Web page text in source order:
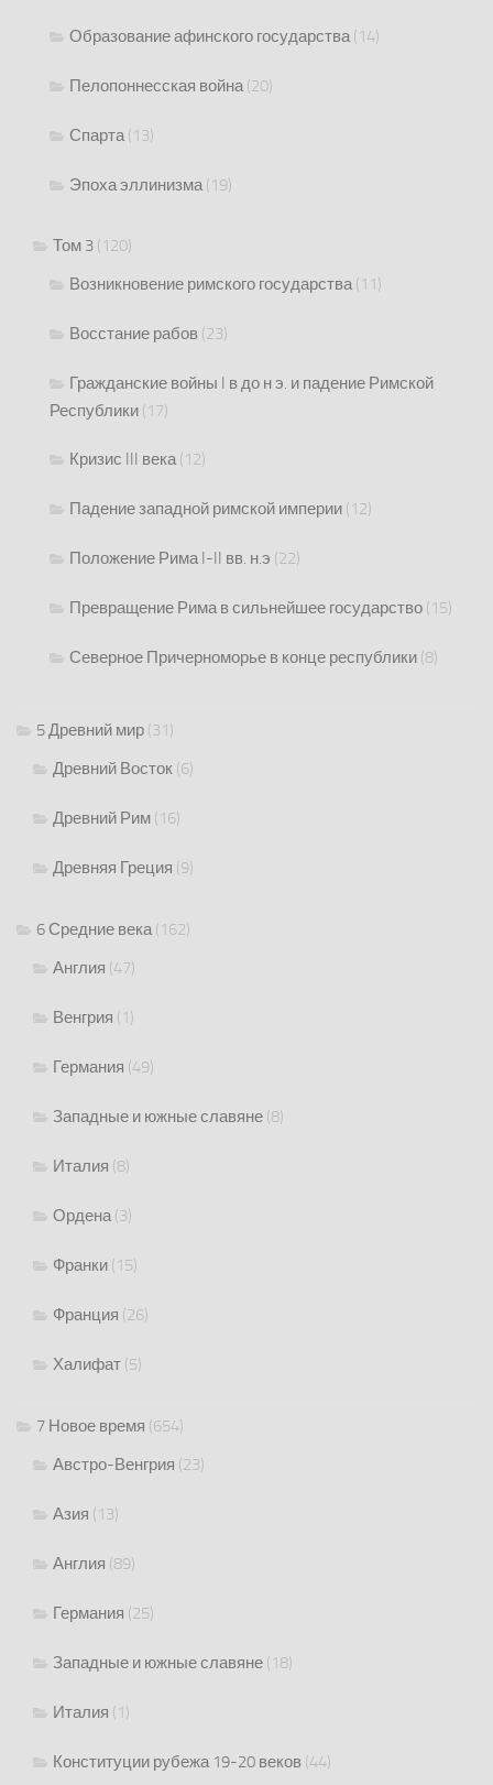
Образование афинского государства(14)
Пелопоннесская война(20)
Спарта(13)
Эпоха эллинизма(19)
Том 3 (120)
Возникновение римского государства(11)
Восстание рабов (23)
Гражданские войны I в до н э. и падение Римской
Республики (17)
Кризис III века(12)
Падение западной римской империи (12)
Положение Рима I-II вв. н.э (22)
Превращение Рима в сильнейшее государство (15)
Северное Причерноморье в конце республики (8)
5 Древний мир (31)
Древний Восток (6)
Древний Рим (16)
Древняя Греция (9)
6 Средние века(162)
Англия (47)
Венгрия (1)
Германия (49)
Западные и южные славяне (8)
Италия (8)
Ордена(3)
Франки (15)
Франция (26)
Халифат (5)
7 Новое время (654)
Австро-Венгрия (23)
Азия (13)
Англия (89)
Германия (25)
Западные и южные славяне (18)
Италия (1)
Конституции рубежа 19-20 веков (44)